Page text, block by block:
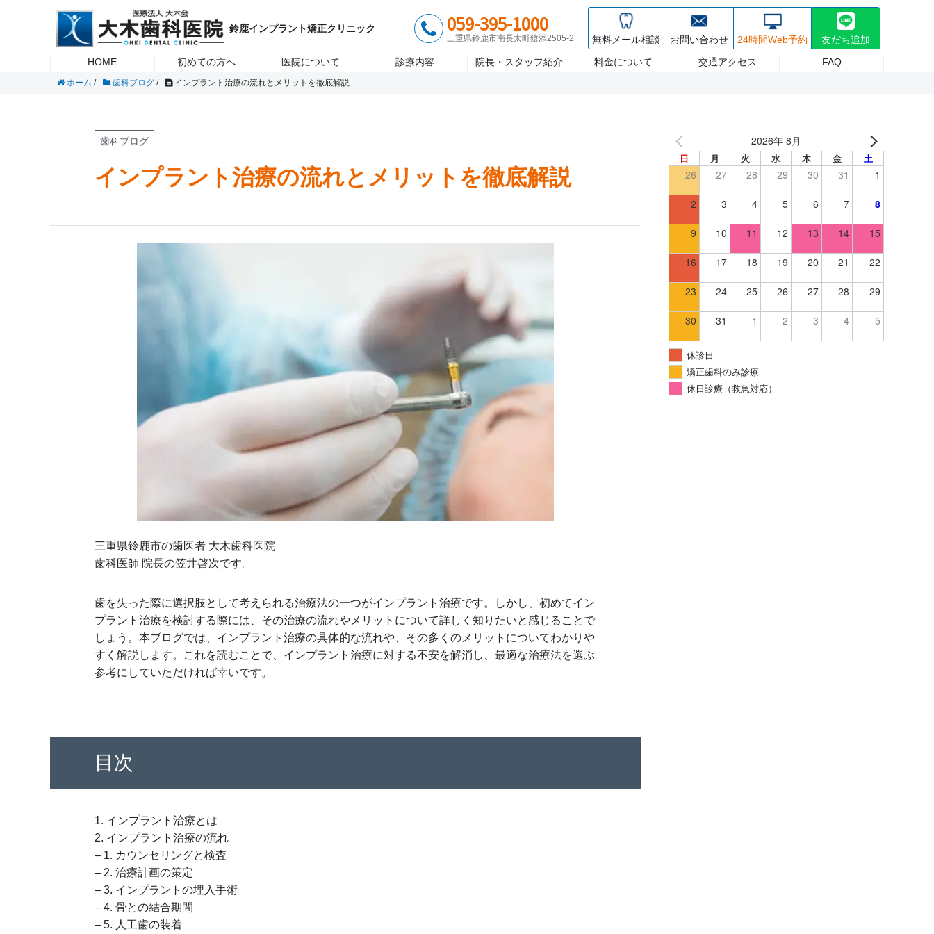
虫歯・歯周病・入れ歯・インプラント・矯正治療のことなら鈴鹿市の歯医者 大木歯科医院
診療時間 月〜金/9:00~18:00 土/8:30~17:30 日祝/8:30~17:00 (最終受付は診療終了30分前まで) 休診日 日曜
大木歯科医院
インプラント 矯正歯科 セラミック治療・ホワイトニング
鈴鹿インプラント矯正クリニック 059-395-1000
三重県鈴鹿市南長太町鎗添2505-2 無料メール相談 お問い合わせ 24時間Web予約
友だち追加
HOME
初めての方へ 医院について 診療内容 院長・スタッフ紹介 料金について 交通アクセス FAQ
ホーム / 歯科ブログ / インプラント治療の流れとメリットを徹底解説
歯科ブログ
インプラント治療の流れとメリットを徹底解説
三重県鈴鹿市の歯医者 大木歯科医院
歯科医師 院長の笠井啓次です。
歯を失った際に選択肢として考えられる治療法の一つがインプラント治療です。しかし、初めてイン
プラント治療を検討する際には、その治療の流れやメリットについて詳しく知りたいと感じることで
しょう。本ブログでは、インプラント治療の具体的な流れや、その多くのメリットについてわかりや
すく解説します。これを読むことで、インプラント治療に対する不安を解消し、最適な治療法を選ぶ
参考にしていただければ幸いです。
目次
1. インプラント治療とは
2. インプラント治療の流れ
– 1. カウンセリングと検査
– 2. 治療計画の策定
– 3. インプラントの埋入手術
– 4. 骨との結合期間
– 5. 人工歯の装着
2026年 8月
日 月 火 水 木 金 土
26 27 28 29 30 31 1
2 3 4 5 6 7 8
9 10 11 12 13 14 15
16 17 18 19 20 21 22
23 24 25 26 27 28 29
30 31 1 2 3 4 5
休診日
矯正歯科のみ診療
休日診療（救急対応）